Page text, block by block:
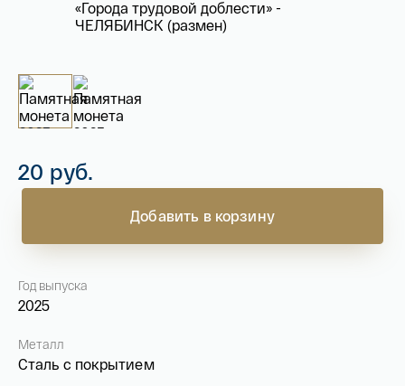
800 50504 76
495 78682 78
20 руб.
Добавить в корзину
Год выпуска
2025
Металл
Сталь с покрытием